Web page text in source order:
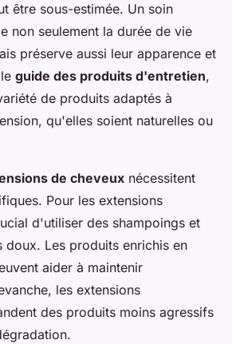
être sous-estimée. Un soin
non seulement la durée de vie
préserve aussi leur apparence et
guide des produits d'entretien,
de produits adaptés à
qu'elles soient naturelles ou
de cheveux nécessitent
Pour les extensions
d'utiliser des shampoings et
doux. Les produits enrichis en
aider à maintenir
les extensions
des produits moins agressifs